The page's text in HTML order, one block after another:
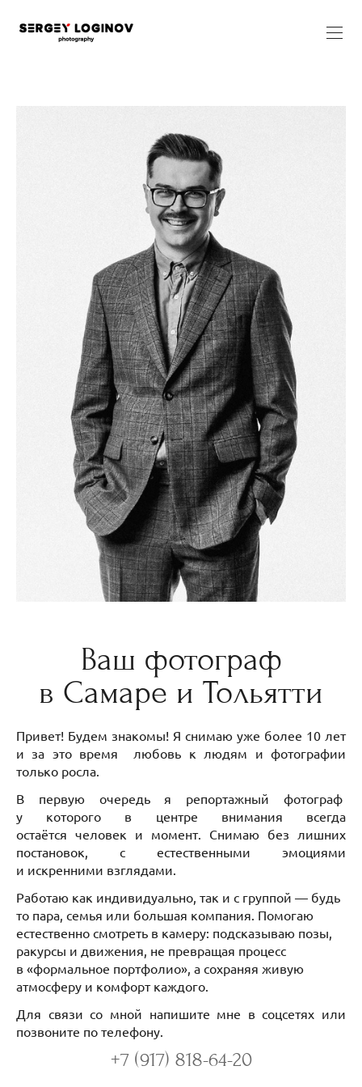
Ваш фотограф
в Самаре и Тольятти
Привет! Будем знакомы! Я снимаю уже более 10 лет
и за это время любовь к людям и фотографии
только росла.
В первую очередь я репортажный фотограф
у которого в центре внимания всегда
остаётся человек и момент. Снимаю без лишних
постановок, с естественными эмоциями
и искренними взглядами.
Работаю как индивидуально, так и с группой — будь
то пара, семья или большая компания. Помогаю
естественно смотреть в камеру: подсказываю позы,
ракурсы и движения, не превращая процесс
в «формальное портфолио», а сохраняя живую
атмосферу и комфорт каждого.
Для связи со мной напишите мне в соцсетях или
позвоните по телефону.
+7 (917) 818-64-20